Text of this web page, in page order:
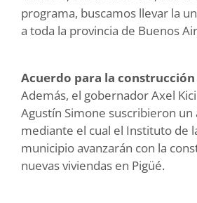
programa, buscamos llevar la
a toda la provincia de Buenos
Acuerdo para la
Además, el gobernador Axel
Agustín Simone suscribieron un
mediante el cual el Instituto de
municipio avanzarán con la
nuevas viviendas en Pigüé.